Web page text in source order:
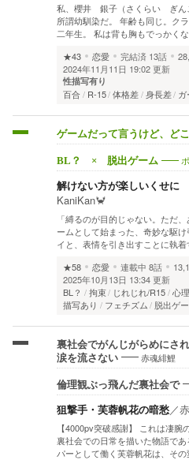
私、櫻井 銀子（さくらい ぎ
所謂幼馴染だ。 年齢も同じ。ク
二年生。 私は背も胸もでっかく
★43
恋愛 完結済 13話
2024年11月11日 19:02 更新
性描写有り
百合 R-15 体格差 身長差
ゲームだって言うけど、ど
BL？ × 脱出ゲーム
解けない方が楽しいくせに
KaniKan🦀
「縛るのが目的じゃない。ただ
ームとして始まった、奇妙な駆
イと、表情を引き出すことに執
★58
恋愛 連載中 8話
2025年10月13日 13:34 更新
BL？
拘束 じれじれ/R15 心
描写あり
フェチズム 脱出ゲ
裏社会でがんじがらめにさ
涙を流さない
赤魂緋鯉
倫理観ぶっ飛んだ裏社会で
狙撃手・芙蓉帆花の暗愁／
【4000pv突破感謝】 これは凄
裏社会での日常を描いた物語で
パーとして働く芙蓉帆花は、そ